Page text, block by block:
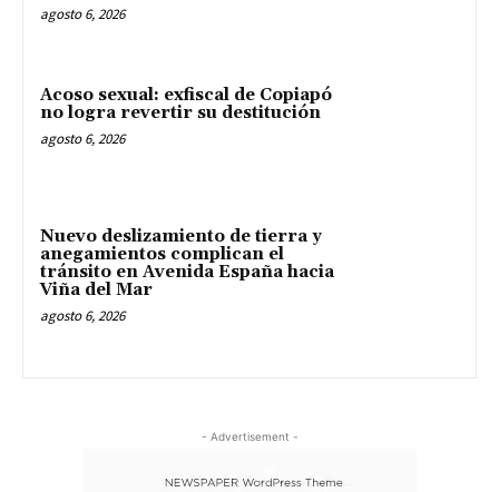
agosto 6, 2026
Acoso sexual: exfiscal de Copiapó
no logra revertir su destitución
agosto 6, 2026
Nuevo deslizamiento de tierra y
anegamientos complican el
tránsito en Avenida España hacia
Viña del Mar
agosto 6, 2026
- Advertisement -